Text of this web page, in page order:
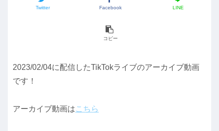
Twitter Facebook LINE
コピー
2023/02/04に配信したTikTokライブのアーカイブ動画
です！
アーカイブ動画はこちら